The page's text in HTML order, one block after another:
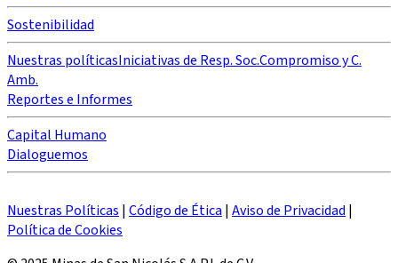
Sostenibilidad
Nuestras políticasIniciativas de Resp. Soc.Compromiso y C.
Amb.
Reportes e Informes
Capital Humano
Dialoguemos
Nuestras Políticas |Código de Ética |Aviso de Privacidad |
Política de Cookies